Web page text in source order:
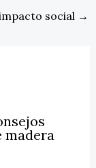
social →
madera